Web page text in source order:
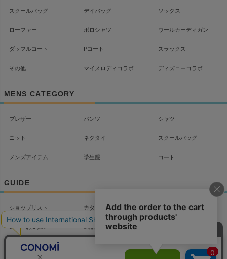
スクールバッグ デイバッグ ソックス
ローファー ポロシャツ ウールカーディガン
ダッフルコート Pコート スラックス
その他 マイメロディコラボ ディズニーコラボ
MENS CATEGORY
ブレザー パンツ シャツ
ニット ネクタイ スクールバッグ
メンズアイテム 学生服 コート
GUIDE
ショップリスト カタログ 配送について
送料・お支払い 返品・交換
お問い合わせ